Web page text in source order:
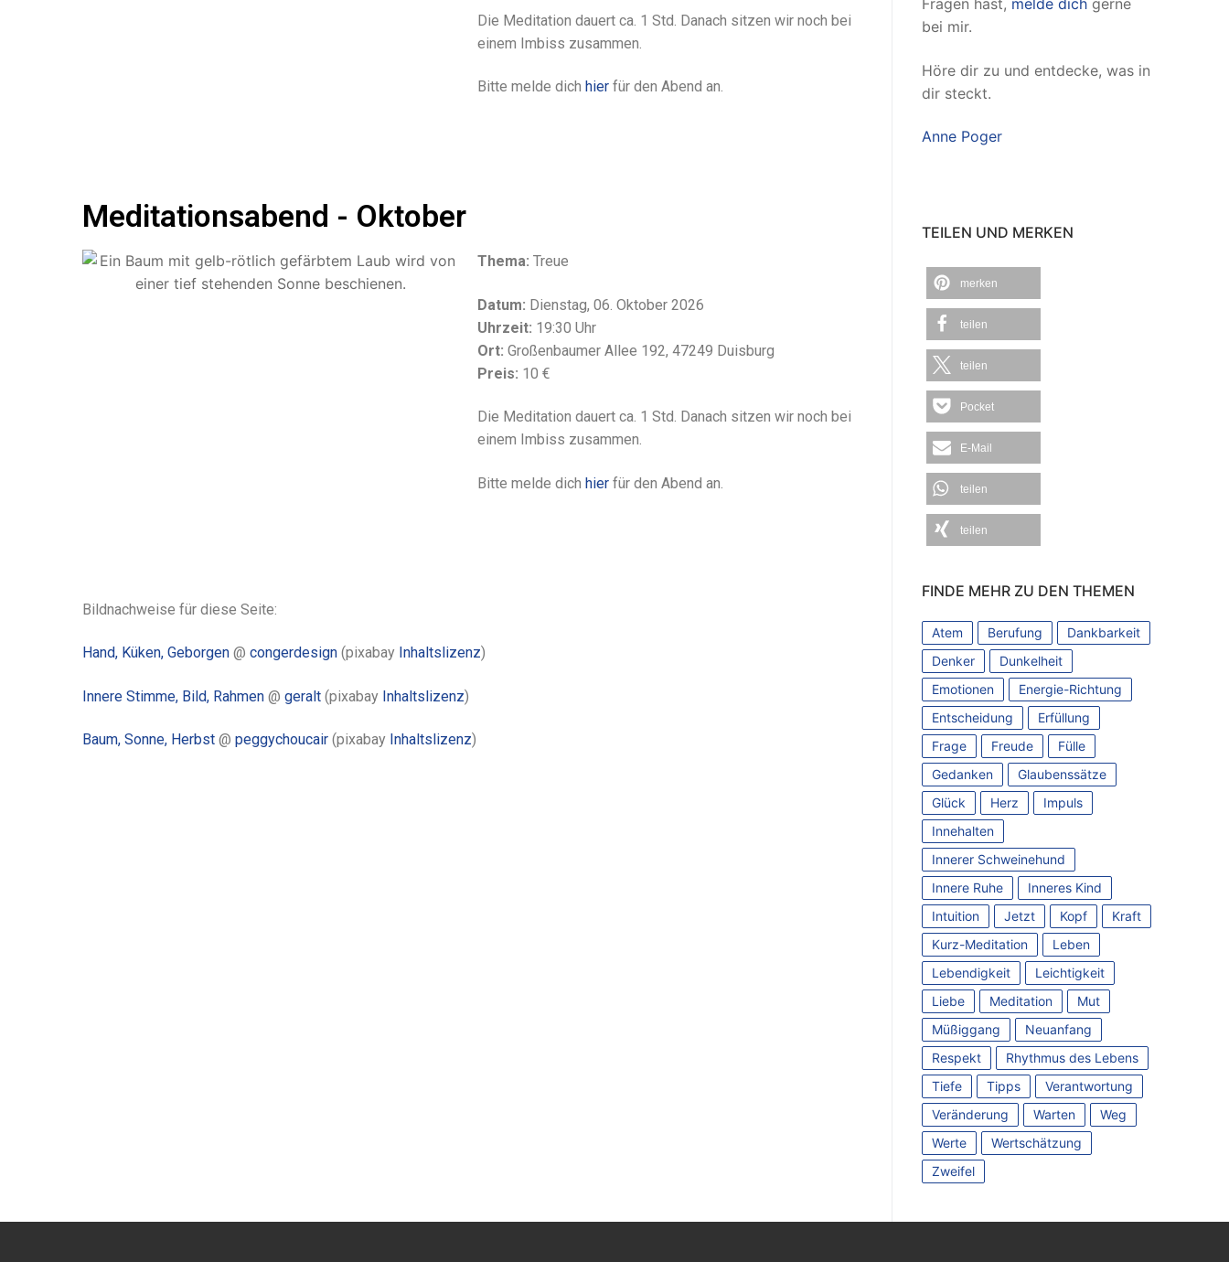
Die Meditation dauert ca. 1 Std. Danach sitzen wir noch bei
einem Imbiss zusammen.
Bitte melde dich hierfür den Abend an.
Meditationsabend - Oktober
Thema: Treue
Datum: Dienstag, 06. Oktober 2026
Uhrzeit: 19:30 Uhr
Ort: Großenbaumer Allee 192, 47249 Duisburg
Preis: 10 €
Die Meditation dauert ca. 1 Std. Danach sitzen wir noch bei
einem Imbiss zusammen.
Bitte melde dich hierfür den Abend an.
Bildnachweise für diese Seite:
Hand, Küken, Geborgen @ congerdesign (pixabay Inhaltslizenz)
Innere Stimme, Bild, Rahmen @ geralt (pixabay Inhaltslizenz)
Baum, Sonne, Herbst @ peggychoucair (pixabay Inhaltslizenz)
bei mir.
Höre dir zu und entdecke, was in
dir steckt.
Anne Poger
TEILEN UND MERKEN
merken
teilen
teilen
Pocket
E-Mail
teilen
teilen
FINDE MEHR ZU DEN THEMEN
Atem Berufung
Dankbarkeit
Denker
Dunkelheit
Emotionen
Energie-Richtung
Entscheidung
Erfüllung
Frage
Freude
Fülle
Gedanken
Glaubenssätze
Glück
Herz
Impuls
Innehalten
Innerer Schweinehund
Innere Ruhe
Inneres Kind
Intuition
Jetzt Kopf
Kraft
Kurz-Meditation
Leben
Lebendigkeit
Leichtigkeit
Liebe
Meditation
Mut
Müßiggang
Neuanfang
Respekt
Rhythmus des Lebens
Tiefe
Tipps
Verantwortung
Veränderung
Warten
Weg
Werte
Wertschätzung
Zweifel